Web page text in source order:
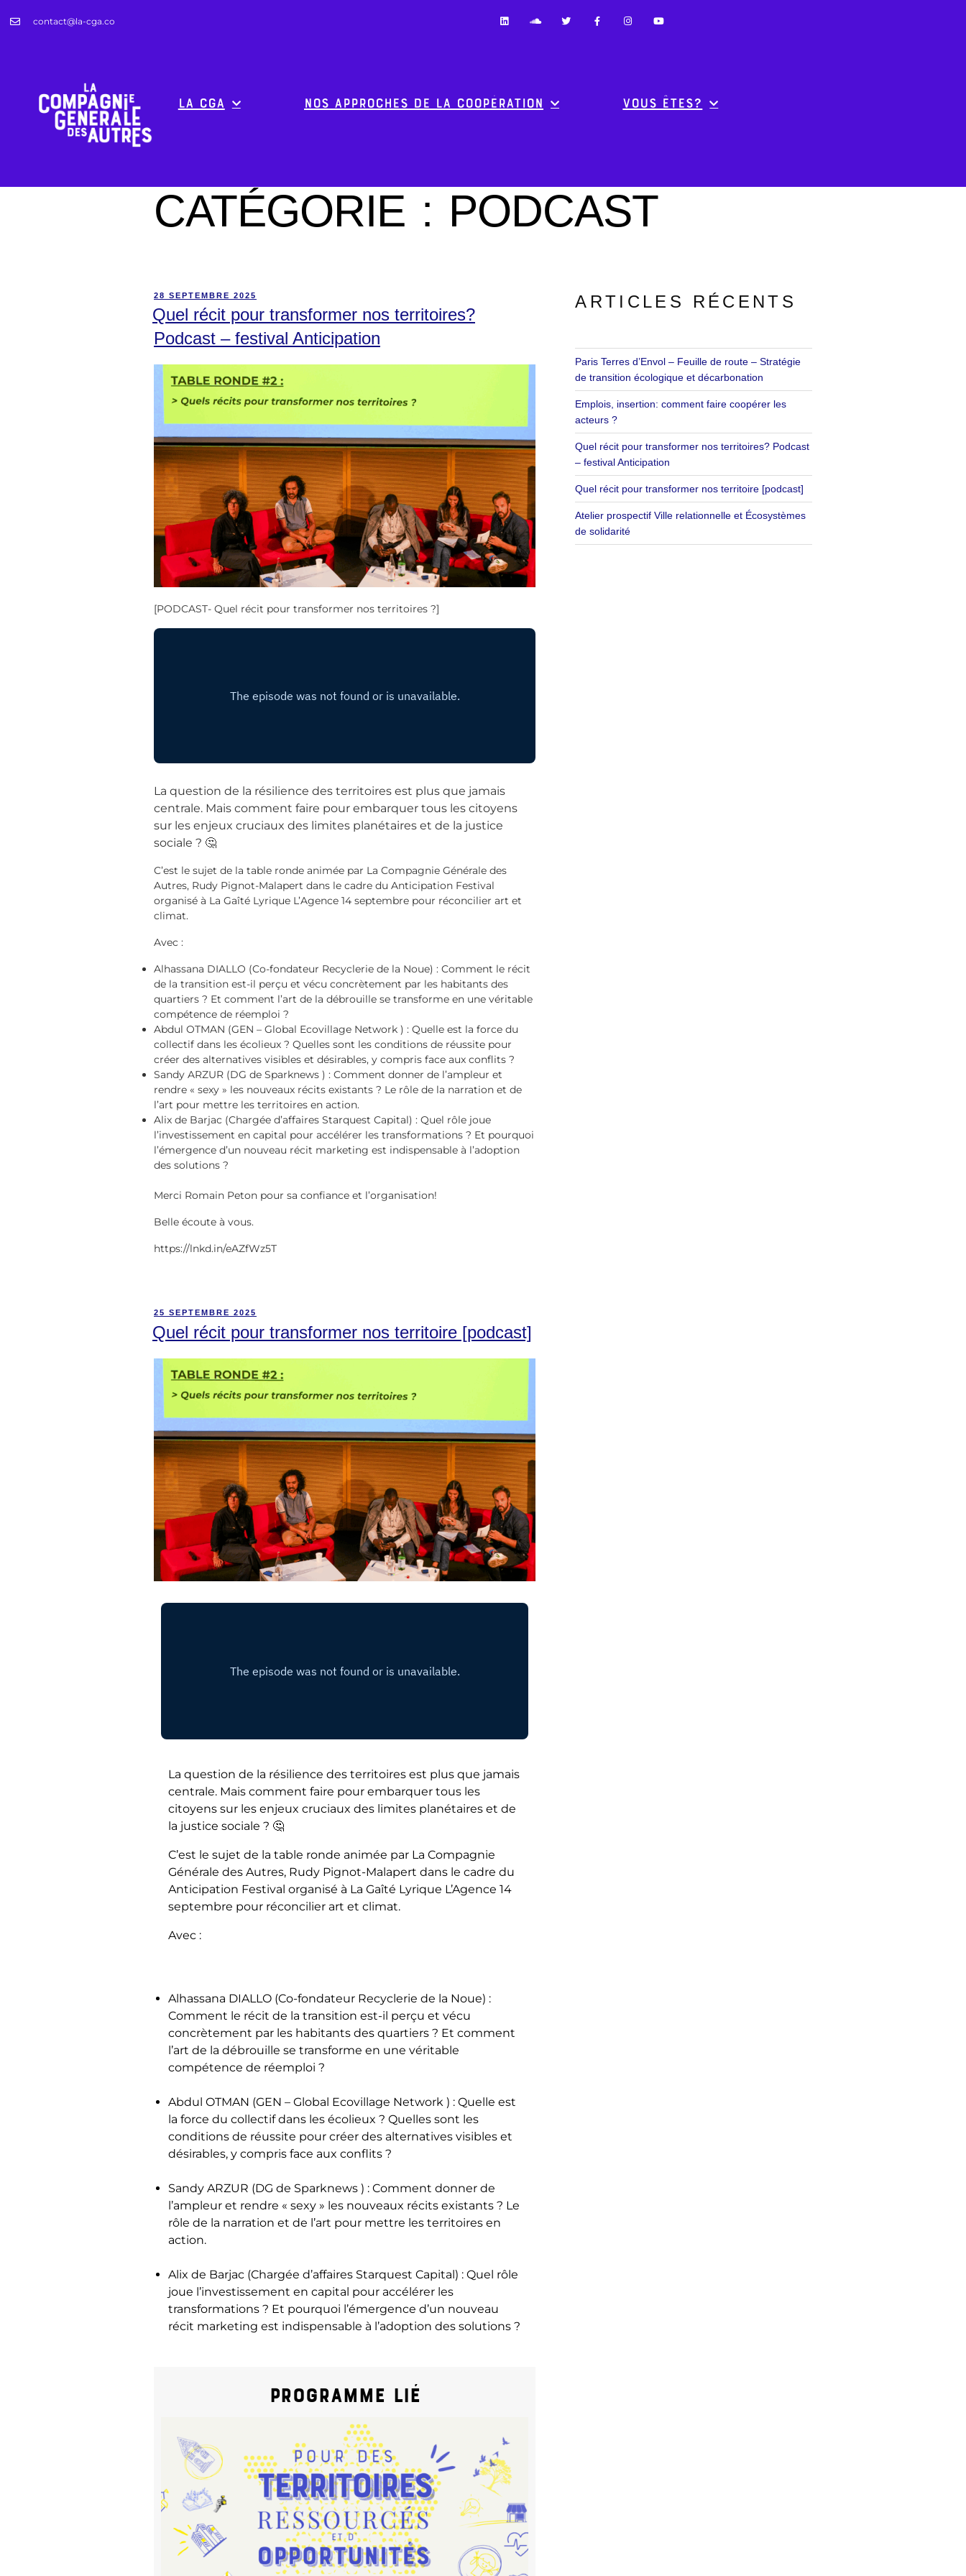
contact@la-cga.co
La CGA Nos approches de la coopération Vous êtes?
CATÉGORIE : PODCAST
28 SEPTEMBRE 2025
Quel récit pour transformer nos territoires?
Podcast – festival Anticipation
[PODCAST- Quel récit pour transformer nos territoires ?]
La question de la résilience des territoires est plus que jamais
centrale. Mais comment faire pour embarquer tous les citoyens
sur les enjeux cruciaux des limites planétaires et de la justice
sociale ? 🤔
C’est le sujet de la table ronde animée par La Compagnie Générale des
Autres, Rudy Pignot-Malapert dans le cadre du Anticipation Festival
organisé à La Gaîté Lyrique L’Agence 14 septembre pour réconcilier art et
climat.
Avec :
Alhassana DIALLO (Co-fondateur Recyclerie de la Noue) : Comment le récit
de la transition est-il perçu et vécu concrètement par les habitants des
quartiers ? Et comment l’art de la débrouille se transforme en une véritable
compétence de réemploi ?
Abdul OTMAN (GEN – Global Ecovillage Network ) : Quelle est la force du
collectif dans les écolieux ? Quelles sont les conditions de réussite pour
créer des alternatives visibles et désirables, y compris face aux conflits ?
Sandy ARZUR (DG de Sparknews ) : Comment donner de l’ampleur et
rendre « sexy » les nouveaux récits existants ? Le rôle de la narration et de
l’art pour mettre les territoires en action.
Alix de Barjac (Chargée d’affaires Starquest Capital) : Quel rôle joue
l’investissement en capital pour accélérer les transformations ? Et pourquoi
l’émergence d’un nouveau récit marketing est indispensable à l’adoption
des solutions ?
Merci Romain Peton pour sa confiance et l’organisation!
Belle écoute à vous.
https://lnkd.in/eAZfWz5T
25 SEPTEMBRE 2025
Quel récit pour transformer nos territoire [podcast]
La question de la résilience des territoires est plus que jamais
centrale. Mais comment faire pour embarquer tous les
citoyens sur les enjeux cruciaux des limites planétaires et de
la justice sociale ? 🤔
C’est le sujet de la table ronde animée par La Compagnie
Générale des Autres, Rudy Pignot-Malapert dans le cadre du
Anticipation Festival organisé à La Gaîté Lyrique L’Agence 14
septembre pour réconcilier art et climat.
Avec :
Alhassana DIALLO (Co-fondateur Recyclerie de la Noue) :
Comment le récit de la transition est-il perçu et vécu
concrètement par les habitants des quartiers ? Et comment
l’art de la débrouille se transforme en une véritable
compétence de réemploi ?
Abdul OTMAN (GEN – Global Ecovillage Network ) : Quelle est
la force du collectif dans les écolieux ? Quelles sont les
conditions de réussite pour créer des alternatives visibles et
désirables, y compris face aux conflits ?
Sandy ARZUR (DG de Sparknews ) : Comment donner de
l’ampleur et rendre « sexy » les nouveaux récits existants ? Le
rôle de la narration et de l’art pour mettre les territoires en
action.
Alix de Barjac (Chargée d’affaires Starquest Capital) : Quel rôle
joue l’investissement en capital pour accélérer les
transformations ? Et pourquoi l’émergence d’un nouveau
récit marketing est indispensable à l’adoption des solutions ?
Programme lié
ARTICLES RÉCENTS
Paris Terres d’Envol – Feuille de route – Stratégie
de transition écologique et décarbonation
Emplois, insertion: comment faire coopérer les
acteurs ?
Quel récit pour transformer nos territoires? Podcast
– festival Anticipation
Quel récit pour transformer nos territoire [podcast]
Atelier prospectif Ville relationnelle et Écosystèmes
de solidarité